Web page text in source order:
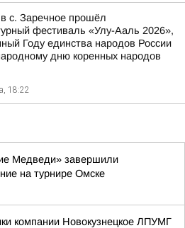
в с. Заречное прошёл
фестиваль «Улу-Ааль 2026»,
Году единства народов России
дню коренных народов
18:22
Медведи» завершили
на турнире Омске
компании Новокузнецкое ЛПУМГ